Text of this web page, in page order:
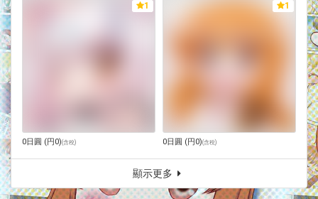
1
0日圓 (円0)(含稅)
1
0日圓 (円0)(含稅)
顯示更多